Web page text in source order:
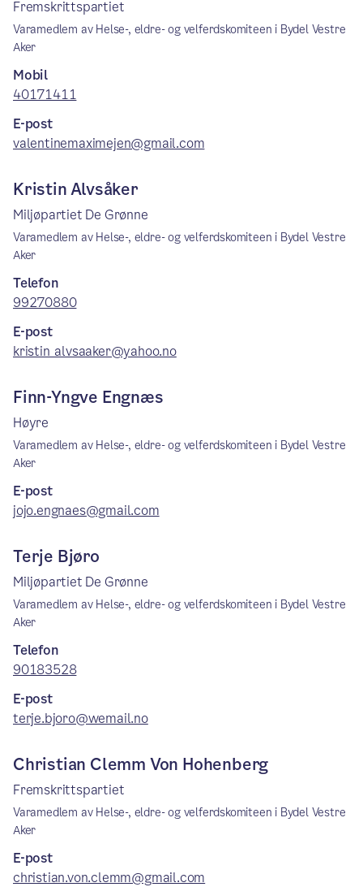
Fremskrittspartiet
Varamedlem av Helse-, eldre- og velferdskomiteen i Bydel Vestre
Aker
Mobil
40171411
E-post
valentinemaximejen@gmail.com
Kristin Alvsåker
Miljøpartiet De Grønne
Varamedlem av Helse-, eldre- og velferdskomiteen i Bydel Vestre
Aker
Telefon
99270880
E-post
kristin_alvsaaker@yahoo.no
Finn-Yngve Engnæs
Høyre
Varamedlem av Helse-, eldre- og velferdskomiteen i Bydel Vestre
Aker
E-post
jojo.engnaes@gmail.com
Terje Bjøro
Miljøpartiet De Grønne
Varamedlem av Helse-, eldre- og velferdskomiteen i Bydel Vestre
Aker
Telefon
90183528
E-post
terje.bjoro@wemail.no
Christian Clemm Von Hohenberg
Fremskrittspartiet
Varamedlem av Helse-, eldre- og velferdskomiteen i Bydel Vestre
Aker
E-post
christian.von.clemm@gmail.com